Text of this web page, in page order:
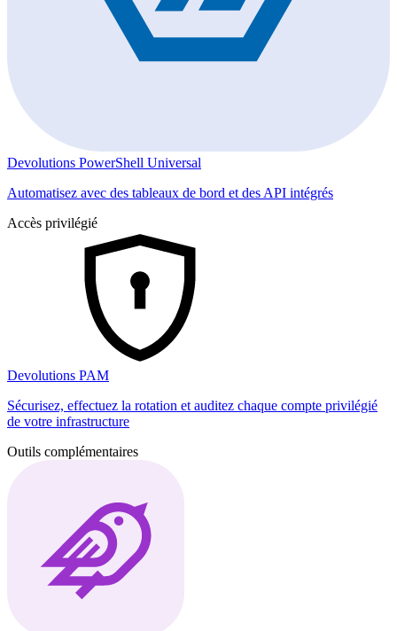
Devolutions PowerShell Universal
Automatisez avec des tableaux de bord et des API intégrés
Accès privilégié
Devolutions PAM
Sécurisez, effectuez la rotation et auditez chaque compte privilégié
de votre infrastructure
Outils complémentaires